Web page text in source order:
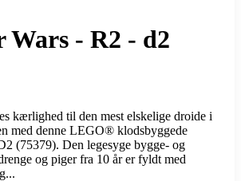
Wars - R2 - d2
kærlighed til den mest elskelige droide i
med denne LEGO® klodsbyggede
(75379). Den legesyge bygge- og
og piger fra 10 år er fyldt med